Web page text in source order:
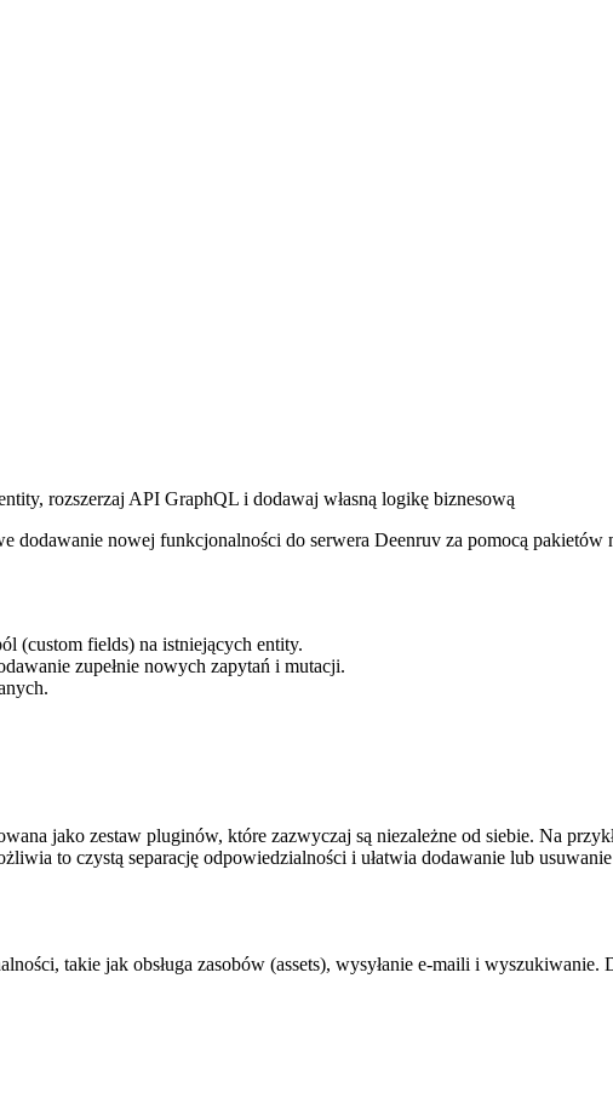
rozszerzaj API GraphQL i dodawaj własną logikę biznesową
dodawanie nowej funkcjonalności do serwera Deenruv za pomocą
(custom fields) na istniejących entity.
zupełnie nowych zapytań i mutacji.
jako zestaw pluginów, które zazwyczaj są niezależne od siebie. Na
to czystą separację odpowiedzialności i ułatwia dodawanie lub
takie jak obsługa zasobów (assets), wysyłanie e-maili i